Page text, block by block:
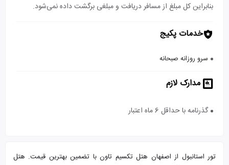
بنابراین کل مبلغ از مسافر دریافت و مبلغی برگشت داده نمی‌شود.
خدمات پکیج
سرو روزانه صبحانه
مدارک لازم
گذرنامه با حداقل 6 ماه اعتبار
تور استانبول از اصفهان هتل تکسیم تاون با تضمین بهترین قیمت. هتل